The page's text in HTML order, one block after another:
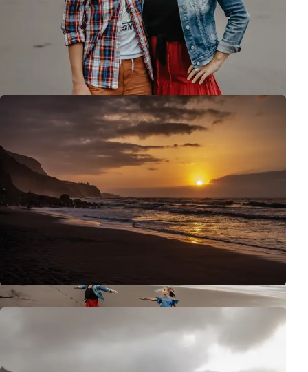
Las sesiones en el norte de Tenerife son siempre una aventura.
Nunca sabes qué sorpresas nos preparará el clima o el océano,
pero eso es exactamente lo que hace que cada sesión sea única e